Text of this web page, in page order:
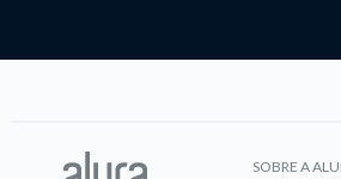
SOBRE A